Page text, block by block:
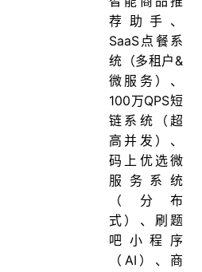
荐助手、
SaaS点餐系
统（多租户&
微服务）、
100万QPS短
链系统（超
高并发）、
码上优选微
服务系统
（分布
式）、刷题
吧小程序
（AI）、商